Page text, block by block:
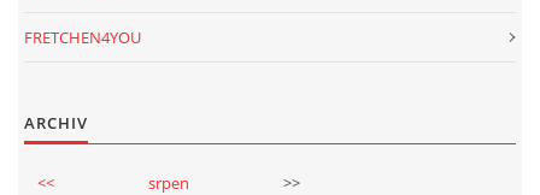
FRETCHEN4YOU
ARCHIV
<< srpen
>>